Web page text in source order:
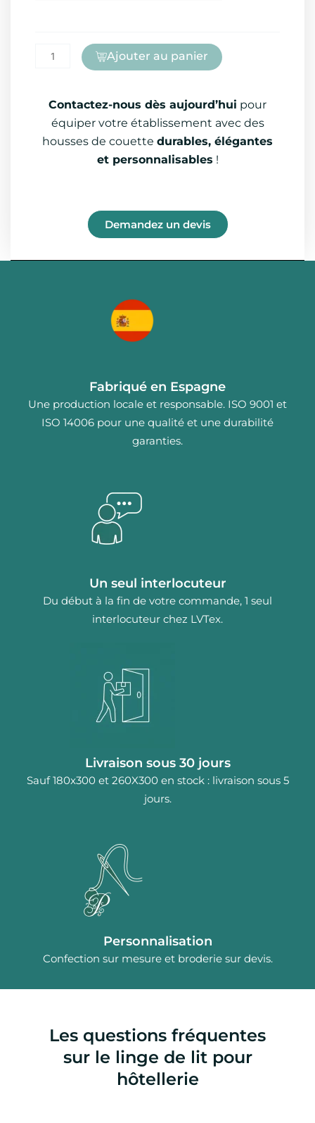
Ajouter au panier
Contactez-nous dès aujourd’hui pour
équiper votre établissement avec des
housses de couette durables, élégantes
et personnalisables !
Demandez un devis
Fabriqué en Espagne
Une production locale et responsable. ISO 9001 et
ISO 14006 pour une qualité et une durabilité
garanties.
Un seul interlocuteur
Du début à la fin de votre commande, 1 seul
interlocuteur chez LVTex.
Livraison sous 30 jours
Sauf 180x300 et 260X300 en stock : livraison sous 5
jours.
Personnalisation
Confection sur mesure et broderie sur devis.
Les questions fréquentes
sur le linge de lit pour
hôtellerie